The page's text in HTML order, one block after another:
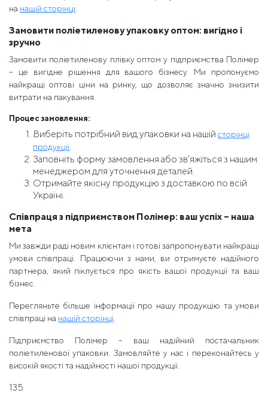
на нашій сторінці
Замовити поліетиленову упаковку оптом: вигідно і
зручно
Замовити поліетиленову плівку оптом у підприємства Полімер
– це вигідне рішення для вашого бізнесу. Ми пропонуємо
найкращі оптові ціни на ринку, що дозволяє значно знизити
витрати на пакування.
Процес замовлення:
Виберіть потрібний вид упаковки на нашій сторінці
продукції.
Заповніть форму замовлення або зв’яжіться з нашим
менеджером для уточнення деталей.
Отримайте якісну продукцію з доставкою по всій
Україні.
Співпраця з підприємством Полімер: ваш успіх – наша
мета
Ми завжди раді новим клієнтам і готові запропонувати найкращі
умови співпраці. Працюючи з нами, ви отримуєте надійного
партнера, який піклується про якість вашої продукції та ваш
бізнес.
Перегляньте більше інформації про нашу продукцію та умови
співпраці на нашій сторінці
Підприємство Полімер – ваш надійний постачальник
поліетиленової упаковки. Замовляйте у нас і переконайтесь у
високій якості та надійності нашої продукції.
135